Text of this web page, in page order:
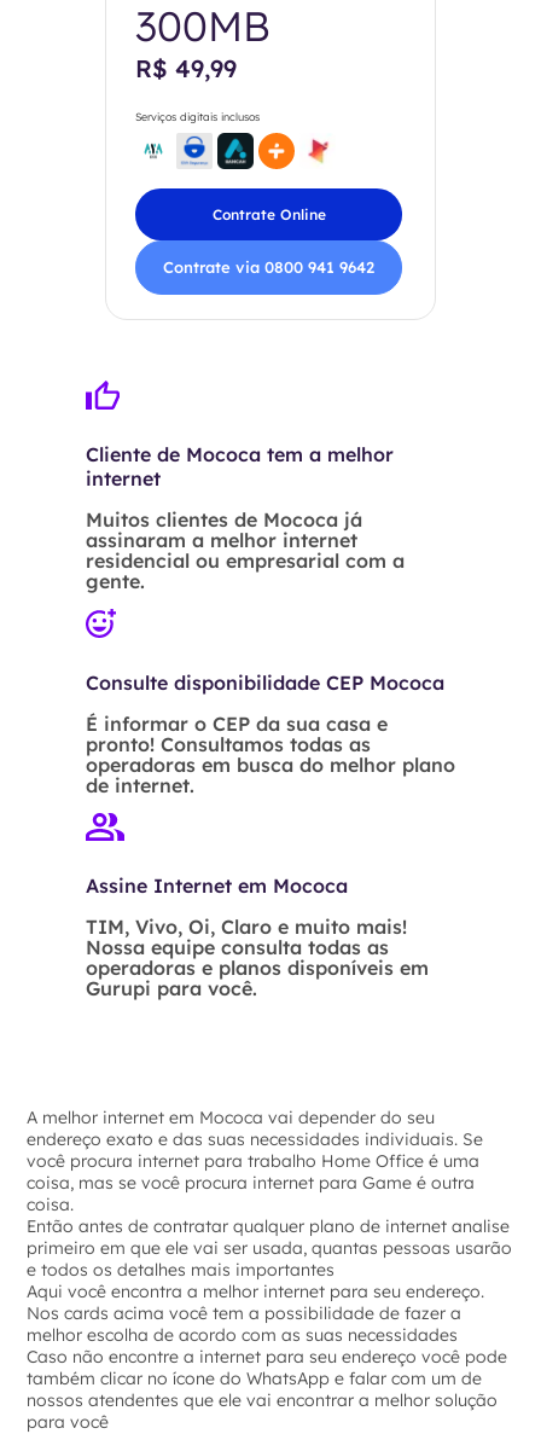
300MB
R$ 49,99
Serviços digitais inclusos
Contrate Online
Contrate via 0800 941 9642
Cliente de Mococa tem a melhor
internet
Muitos clientes de Mococa já
assinaram a melhor internet
residencial ou empresarial com a
gente.
Consulte disponibilidade CEP Mococa
É informar o CEP da sua casa e
pronto! Consultamos todas as
operadoras em busca do melhor plano
de internet.
Assine Internet em Mococa
TIM, Vivo, Oi, Claro e muito mais!
Nossa equipe consulta todas as
operadoras e planos disponíveis em
Gurupi para você.
A melhor internet em Mococa vai depender do seu
endereço exato e das suas necessidades individuais. Se
você procura internet para trabalho Home Office é uma
coisa, mas se você procura internet para Game é outra
coisa.
Então antes de contratar qualquer plano de internet analise
primeiro em que ele vai ser usada, quantas pessoas usarão
e todos os detalhes mais importantes
Aqui você encontra a melhor internet para seu endereço.
Nos cards acima você tem a possibilidade de fazer a
melhor escolha de acordo com as suas necessidades
Caso não encontre a internet para seu endereço você pode
também clicar no ícone do WhatsApp e falar com um de
nossos atendentes que ele vai encontrar a melhor solução
para você